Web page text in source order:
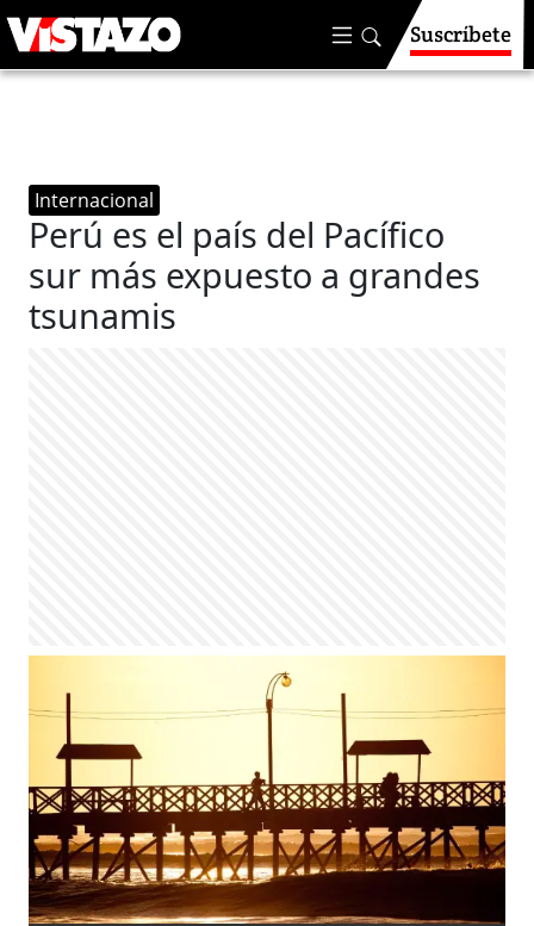
Suscríbete
Internacional
Perú es el país del Pacífico
sur más expuesto a grandes
tsunamis